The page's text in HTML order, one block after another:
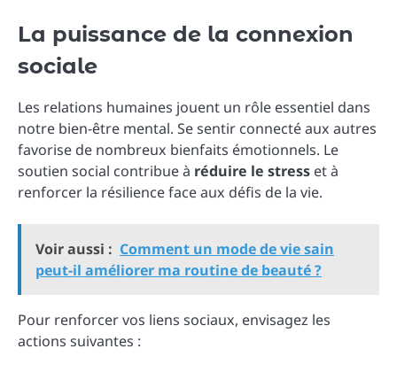
La puissance de la connexion
sociale
Les relations humaines jouent un rôle essentiel dans
notre bien-être mental. Se sentir connecté aux autres
favorise de nombreux bienfaits émotionnels. Le
soutien social contribue à réduire le stress et à
renforcer la résilience face aux défis de la vie.
Voir aussi : Comment un mode de vie sain
peut-il améliorer ma routine de beauté ?
Pour renforcer vos liens sociaux, envisagez les
actions suivantes :